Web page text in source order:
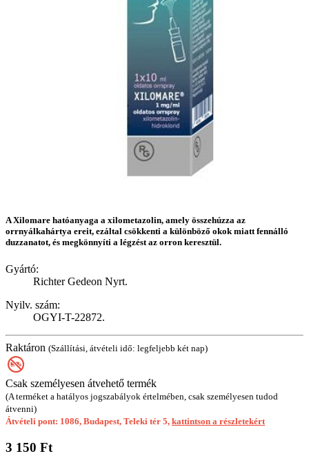
A Xilomare hatóanyaga a xilometazolin, amely összehúzza az
orrnyálkahártya ereit, ezáltal csökkenti a különböző okok miatt fennálló
duzzanatot, és megkönnyíti a légzést az orron keresztül.
Gyártó:
Richter Gedeon Nyrt.
Nyilv. szám:
OGYI-T-22872.
Raktáron (Szállítási, átvételi idő: legfeljebb két nap)
Csak személyesen átvehető termék
(A terméket a hatályos jogszabályok értelmében, csak személyesen tudod
átvenni)
Átvételi pont: 1086, Budapest, Teleki tér 5, kattintson a részletekért
3 150 Ft